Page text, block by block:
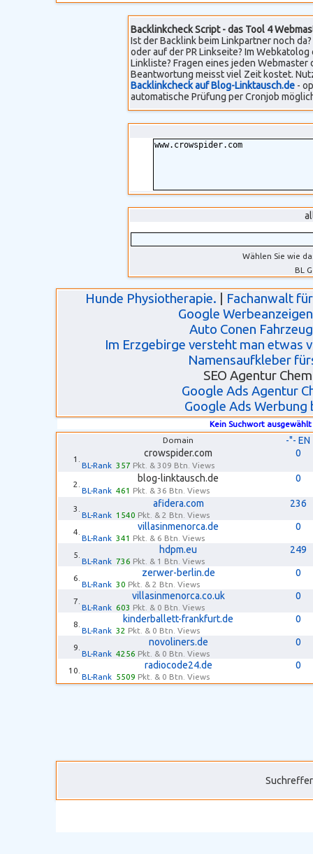
Backlinkcheck Script - das Tool 4
Ist der Backlink beim Linkpartner noch
oder auf der PR Linkseite? Im Webkatolog
Linkliste? Fragen eines jeden Webmaster
Beantwortung meisst viel Zeit kostet.
Backlinkcheck auf Blog-Linktausch.de-
automatische Prüfung per Cronjob
Wählen Sie wie
BL
Hunde Physiotherapie.
Fachanwalt
Google
Auto Conen
Im Erzgebirge versteht man etwas
Namensaufkleber
SEO Agentur
Google Ads Agentur
Google Ads Werbung
Kein Suchwort ausgewählt
Domain
-"- EN
1.
crowspider.com 0
BL-Rank 357 Pkt. & 309 Btn. Views
2.
blog-linktausch.de 0
BL-Rank 461 Pkt. & 36 Btn. Views
3.
afidera.com 236
BL-Rank 1540 Pkt. & 2 Btn. Views
4.
villasinmenorca.de 0
BL-Rank 341 Pkt. & 6 Btn. Views
5.
hdpm.eu 249
BL-Rank 736 Pkt. & 1 Btn. Views
6.
zerwer-berlin.de 0
BL-Rank 30 Pkt. & 2 Btn. Views
7.
villasinmenorca.co.uk 0
BL-Rank 603 Pkt. & 0 Btn. Views
8.
kinderballett-frankfurt.de 0
BL-Rank 32 Pkt. & 0 Btn. Views
9.
novoliners.de 0
BL-Rank 4256 Pkt. & 0 Btn. Views
10.
radiocode24.de 0
BL-Rank 5509 Pkt. & 0 Btn. Views